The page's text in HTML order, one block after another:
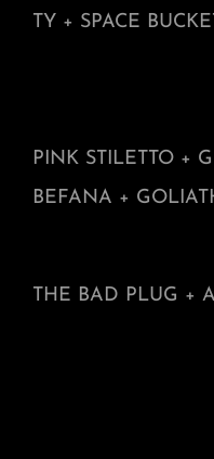
TY + SPACE
PINK STILETTO +
BEFANA +
THE BAD PLUG +